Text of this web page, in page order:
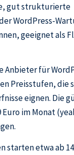
gut strukturierte
WordPress-
geeignet als
Anbieter für
Preisstufen, die
eignen. Die
im Monat
starten etwa ab 14